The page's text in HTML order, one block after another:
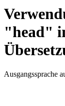
"head"
Ausgangssprache